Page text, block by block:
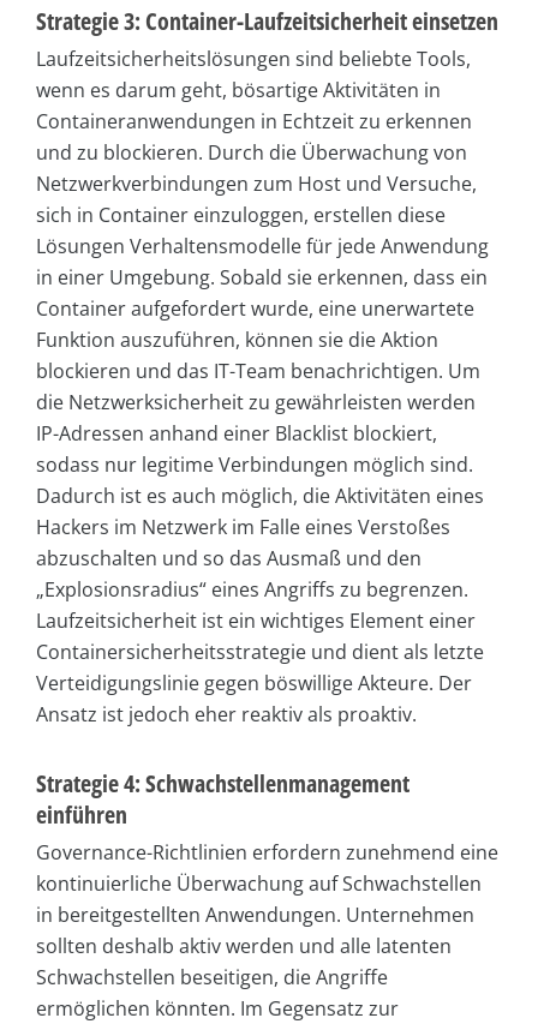
Strategie 3: Container-Laufzeitsicherheit einsetzen
Laufzeitsicherheitslösungen sind beliebte Tools,
wenn es darum geht, bösartige Aktivitäten in
Containeranwendungen in Echtzeit zu erkennen
und zu blockieren. Durch die Überwachung von
Netzwerkverbindungen zum Host und Versuche,
sich in Container einzuloggen, erstellen diese
Lösungen Verhaltensmodelle für jede Anwendung
in einer Umgebung. Sobald sie erkennen, dass ein
Container aufgefordert wurde, eine unerwartete
Funktion auszuführen, können sie die Aktion
blockieren und das IT-Team benachrichtigen. Um
die Netzwerksicherheit zu gewährleisten werden
IP-Adressen anhand einer Blacklist blockiert,
sodass nur legitime Verbindungen möglich sind.
Dadurch ist es auch möglich, die Aktivitäten eines
Hackers im Netzwerk im Falle eines Verstoßes
abzuschalten und so das Ausmaß und den
„Explosionsradius“ eines Angriffs zu begrenzen.
Laufzeitsicherheit ist ein wichtiges Element einer
Containersicherheitsstrategie und dient als letzte
Verteidigungslinie gegen böswillige Akteure. Der
Ansatz ist jedoch eher reaktiv als proaktiv.
Strategie 4: Schwachstellenmanagement
einführen
Governance-Richtlinien erfordern zunehmend eine
kontinuierliche Überwachung auf Schwachstellen
in bereitgestellten Anwendungen. Unternehmen
sollten deshalb aktiv werden und alle latenten
Schwachstellen beseitigen, die Angriffe
ermöglichen könnten. Im Gegensatz zur